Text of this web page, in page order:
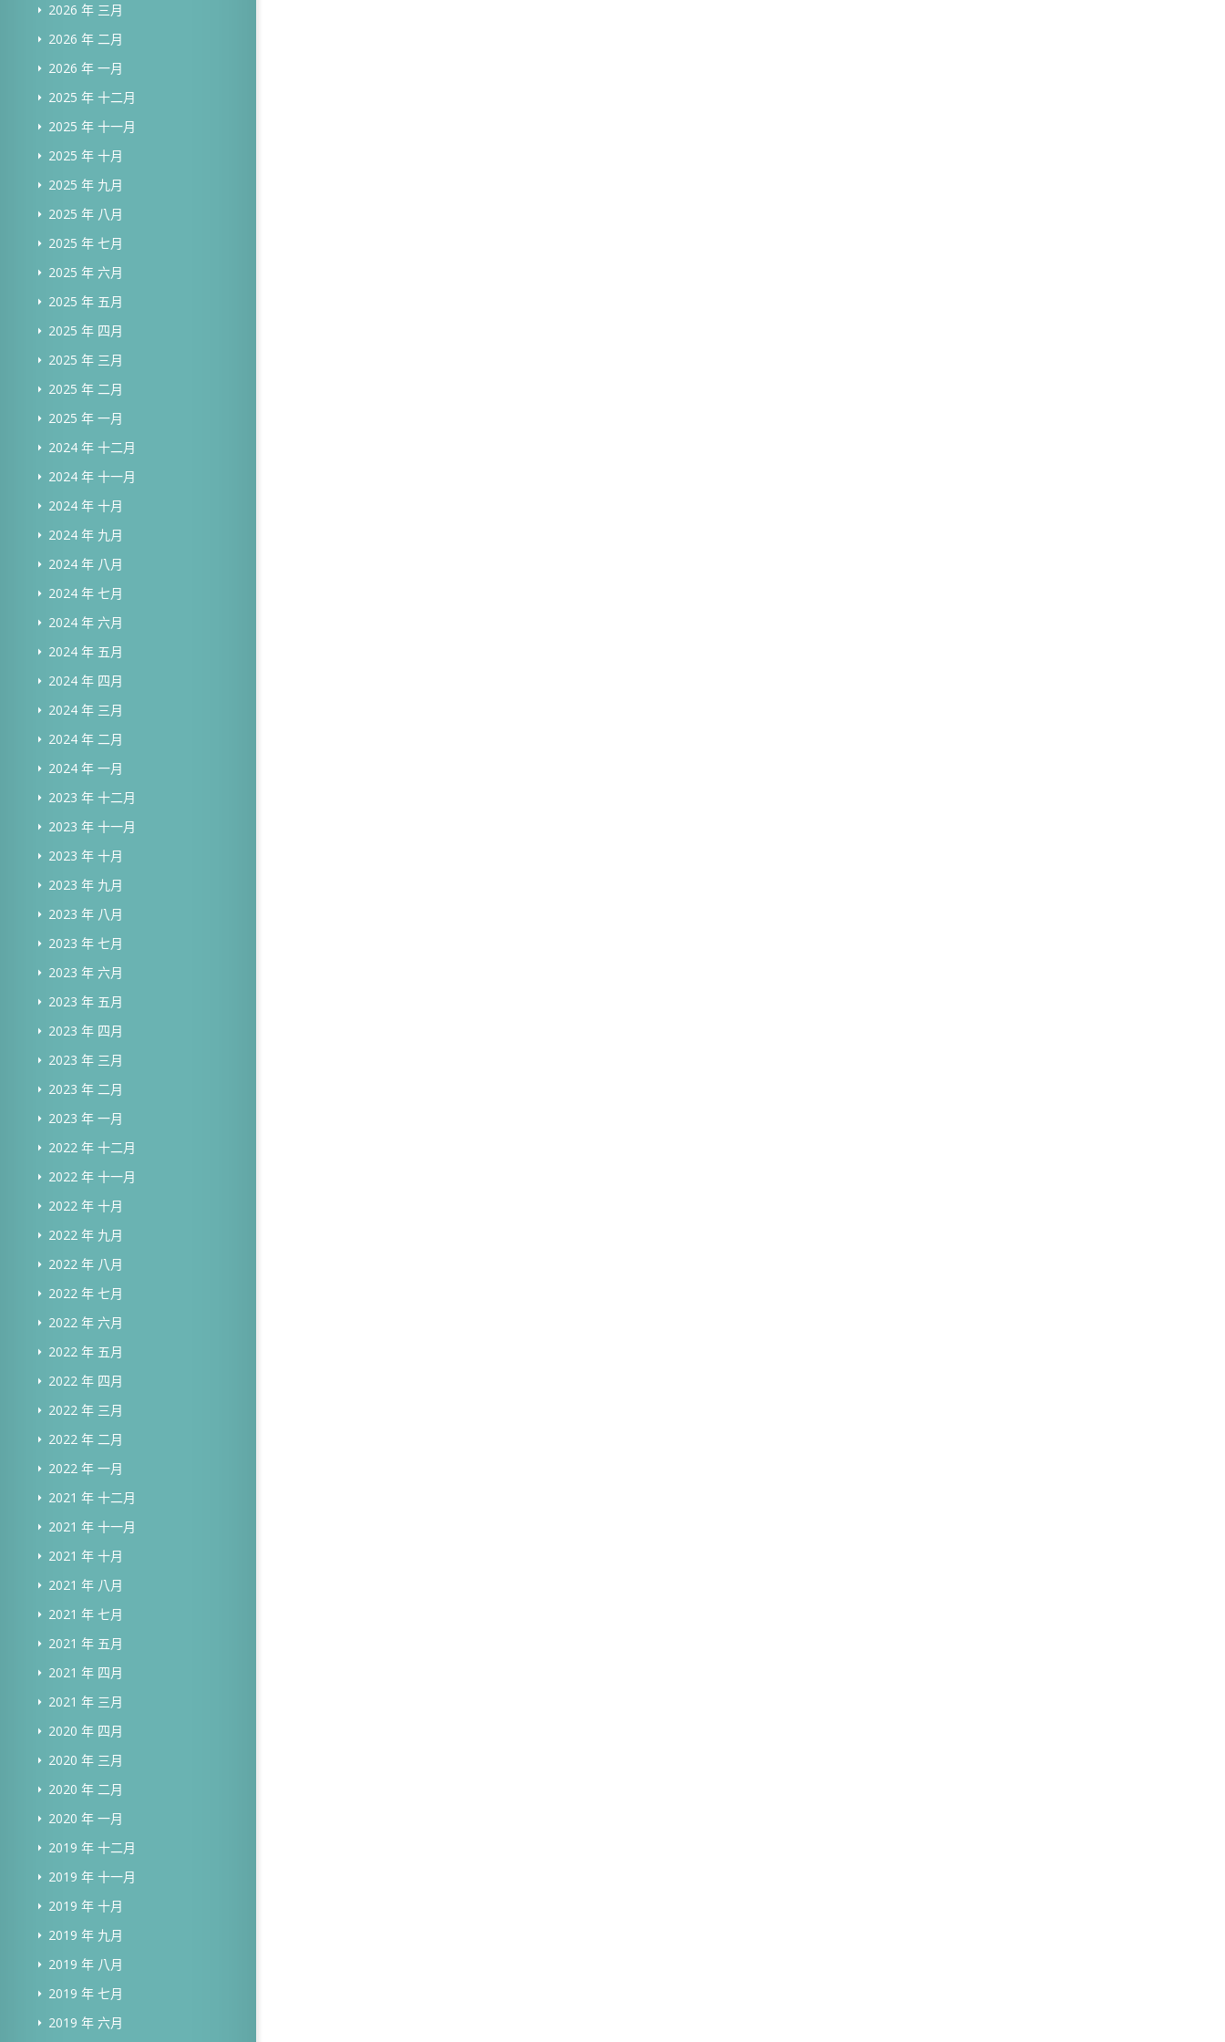
2026 年 三月
2026 年 二月
2026 年 一月
2025 年 十二月
2025 年 十一月
2025 年 十月
2025 年 九月
2025 年 八月
2025 年 七月
2025 年 六月
2025 年 五月
2025 年 四月
2025 年 三月
2025 年 二月
2025 年 一月
2024 年 十二月
2024 年 十一月
2024 年 十月
2024 年 九月
2024 年 八月
2024 年 七月
2024 年 六月
2024 年 五月
2024 年 四月
2024 年 三月
2024 年 二月
2024 年 一月
2023 年 十二月
2023 年 十一月
2023 年 十月
2023 年 九月
2023 年 八月
2023 年 七月
2023 年 六月
2023 年 五月
2023 年 四月
2023 年 三月
2023 年 二月
2023 年 一月
2022 年 十二月
2022 年 十一月
2022 年 十月
2022 年 九月
2022 年 八月
2022 年 七月
2022 年 六月
2022 年 五月
2022 年 四月
2022 年 三月
2022 年 二月
2022 年 一月
2021 年 十二月
2021 年 十一月
2021 年 十月
2021 年 八月
2021 年 七月
2021 年 五月
2021 年 四月
2021 年 三月
2020 年 四月
2020 年 三月
2020 年 二月
2020 年 一月
2019 年 十二月
2019 年 十一月
2019 年 十月
2019 年 九月
2019 年 八月
2019 年 七月
2019 年 六月